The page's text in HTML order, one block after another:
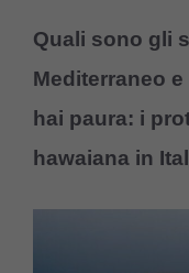
Quali sono gli
Mediterraneo
hai paura: i
hawaiana in